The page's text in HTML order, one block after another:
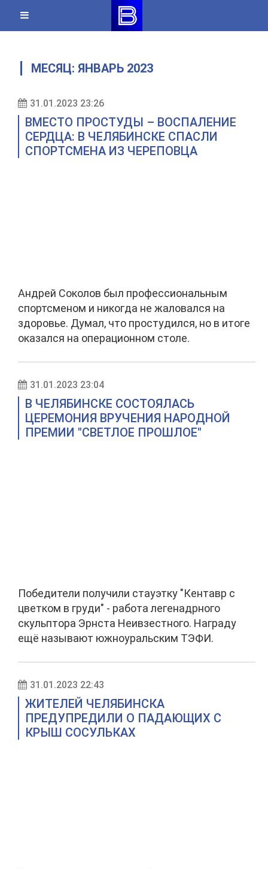
content
МЕСЯЦ:ЯНВАРЬ 2023
31.01.2023 23:26
ВМЕСТО ПРОСТУДЫ – ВОСПАЛЕНИЕ
СЕРДЦА: В ЧЕЛЯБИНСКЕ СПАСЛИ
СПОРТСМЕНА ИЗ ЧЕРЕПОВЦА
Андрей Соколов был профессиональным
спортсменом и никогда не жаловался на
здоровье. Думал, что простудился, но в итоге
оказался на операционном столе.
31.01.2023 23:04
В ЧЕЛЯБИНСКЕ СОСТОЯЛАСЬ
ЦЕРЕМОНИЯ ВРУЧЕНИЯ НАРОДНОЙ
ПРЕМИИ "СВЕТЛОЕ ПРОШЛОЕ"
Победители получили стауэтку "Кентавр с
цветком в груди" - работа легенадрного
скульптора Эрнста Неивзестного. Награду
ещё называют южноуральским ТЭФИ.
31.01.2023 22:43
ЖИТЕЛЕЙ ЧЕЛЯБИНСКА
ПРЕДУПРЕДИЛИ О ПАДАЮЩИХ С
КРЫШ СОСУЛЬКАХ